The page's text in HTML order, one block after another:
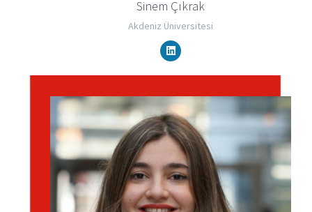
Sinem Çıkrak
Akdeniz Üniversitesi